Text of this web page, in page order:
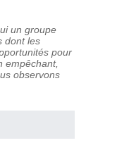
un groupe
dont les
pour
empêchant,
observons